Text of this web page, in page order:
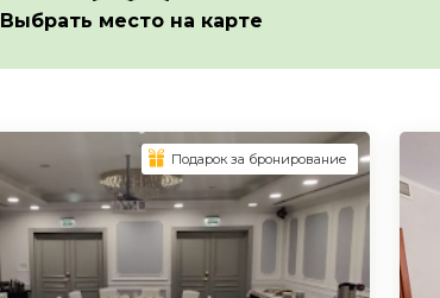
Выбрать место на карте
Подарок за бронирование